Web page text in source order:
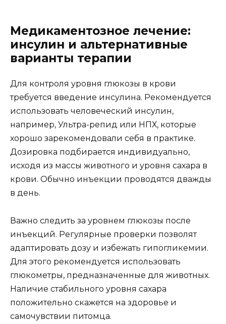
Медикаментозное лечение:
инсулин и альтернативные
варианты терапии
Для контроля уровня глюкозы в крови
требуется введение инсулина. Рекомендуется
использовать человеческий инсулин,
например, Ультра-репид или НПХ, которые
хорошо зарекомендовали себя в практике.
Дозировка подбирается индивидуально,
исходя из массы животного и уровня сахара в
крови. Обычно инъекции проводятся дважды
в день.
Важно следить за уровнем глюкозы после
инъекций. Регулярные проверки позволят
адаптировать дозу и избежать гипогликемии.
Для этого рекомендуется использовать
глюкометры, предназначенные для животных.
Наличие стабильного уровня сахара
положительно скажется на здоровье и
самочувствии питомца.